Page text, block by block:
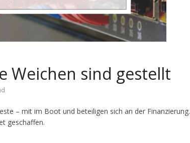
Weichen sind gestellt
– mit im Boot und beteiligen sich an der Finanzierung.
geschaffen.